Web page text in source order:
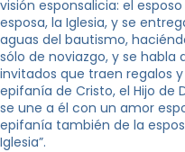
visión esponsalicia: el
esposa, la Iglesia, y se
aguas del bautismo,
sólo de noviazgo, y se
invitados que traen regalos
epifanía de Cristo, el Hijo de
se une a él con un amor
epifanía también de la
Iglesia”.